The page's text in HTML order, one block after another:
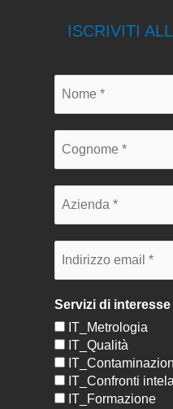
ISCRIVITI
Servizi di interesse
IT_Metrologia
IT_Qualità
IT_Confronti
IT_Formazione